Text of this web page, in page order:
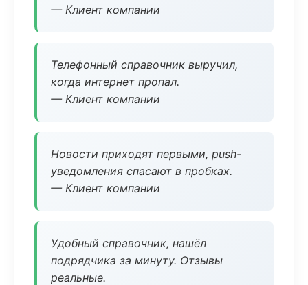
— Клиент компании
Телефонный справочник выручил,
когда интернет пропал.
— Клиент компании
Новости приходят первыми, push-
уведомления спасают в пробках.
— Клиент компании
Удобный справочник, нашёл
подрядчика за минуту. Отзывы
реальные.